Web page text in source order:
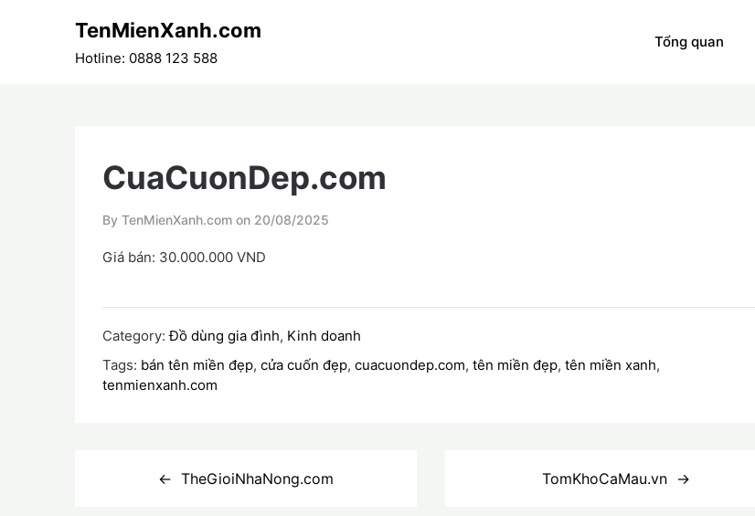
TenMienXanh.com
Hotline: 0888 123 588
Tổng quan
CuaCuonDep.com
By TenMienXanh.com on 20/08/2025
Giá bán: 30.000.000 VND
Category:Đồ dùng gia đình, Kinh doanh
Tags: bán tên miền đẹp, cửa cuốn đẹp, cuacuondep.com, tên miền đẹp, tên miền xanh,
tenmienxanh.com
TheGioiNhaNong.com TomKhoCaMau.vn